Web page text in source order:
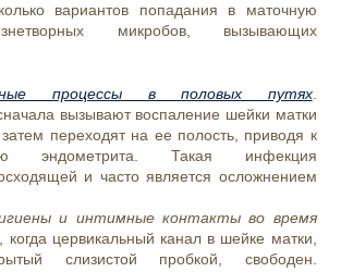
вариантов попадания в маточную
микробов, вызывающих
процессы в половых путях.
вызывают воспаление шейки матки
переходят на ее полость, приводя к
эндометрита. Такая инфекция
и часто является осложнением
и интимные контакты во время
, когда цервикальный канал в шейке матки,
слизистой пробкой, свободен.